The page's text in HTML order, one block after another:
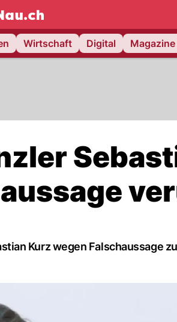
NAU.ch
Wirtschaft Digital Magazine
Kurz wegen Falschaussage